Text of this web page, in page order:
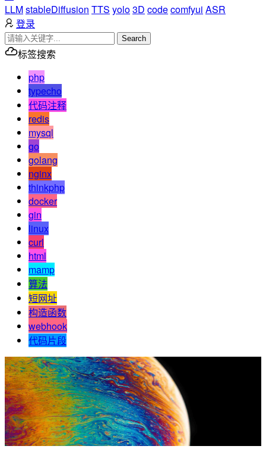
LLMstableDiffusion TTS yolo3D codecomfyui ASR
登录
Search
标签搜索
php
typecho
代码注释
redis
mysql
go
golang
nginx
thinkphp
docker
gin
linux
curl
html
mamp
算法
短网址
构造函数
webhook
代码片段